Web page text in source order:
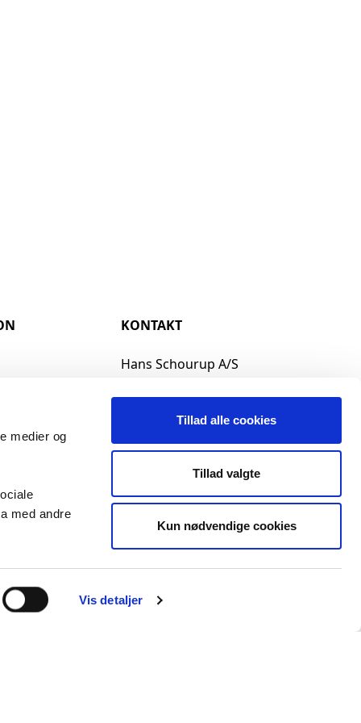
medier og
med andre
Vis detaljer
Tillad alle cookies
Tillad valgte
Kun nødvendige cookies
KONTAKT
Hans Schourup A/S
CVR-nr. DK65835118
Tlf. +45 8614 6244